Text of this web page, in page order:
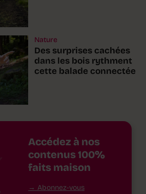
Nature
Des surprises cachées
dans les bois rythment
cette balade connectée
Accédez à nos
contenus 100%
faits maison
Abonnez-vous